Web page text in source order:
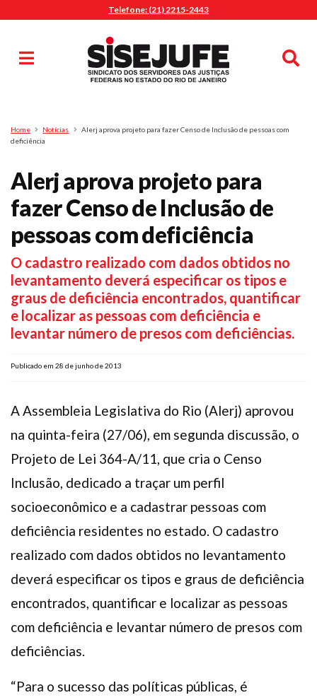
Telefone: (21) 2215-2443
Pesquisa
Home Notícias
Alerj aprova projeto para fazer Censo de Inclusão de pessoas com
deficiência
Alerj aprova projeto para
fazer Censo de Inclusão de
pessoas com deficiência
O cadastro realizado com dados obtidos no
levantamento deverá especificar os tipos e
graus de deficiência encontrados, quantificar
e localizar as pessoas com deficiência e
levantar número de presos com deficiências.
Publicado em 28 de junho de 2013
A Assembleia Legislativa do Rio (Alerj) aprovou
na quinta-feira (27/06), em segunda discussão, o
Projeto de Lei 364-A/11, que cria o Censo
Inclusão, dedicado a traçar um perfil
socioeconômico e a cadastrar pessoas com
deficiência residentes no estado. O cadastro
realizado com dados obtidos no levantamento
deverá especificar os tipos e graus de deficiência
encontrados, quantificar e localizar as pessoas
com deficiência e levantar número de presos com
deficiências.
“Para o sucesso das políticas públicas, é
MENU
Sindicalize-se
Jurídico
O Sindicato
Agenda
Casa do Alto
Nossos Convênios
Gympass Wellhub
Seguro Auto
Plano de Saúde
Pós-graduação